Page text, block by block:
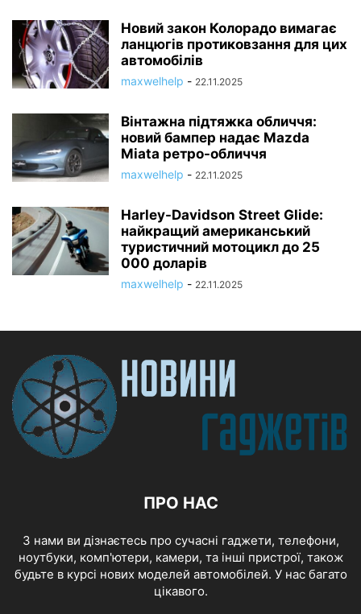
Новий закон Колорадо вимагає
ланцюгів протиковзання для цих
автомобілів
maxwelhelp - 22.11.2025
Вінтажна підтяжка обличчя:
новий бампер надає Mazda
Miata ретро-обличчя
maxwelhelp - 22.11.2025
Harley-Davidson Street Glide:
найкращий американський
туристичний мотоцикл до 25
000 доларів
maxwelhelp - 22.11.2025
ПРО НАС
З нами ви дізнаєтесь про сучасні гаджети, телефони,
ноутбуки, комп'ютери, камери, та інші пристрої, також
будьте в курсі нових моделей автомобілей. У нас багато
цікавого.